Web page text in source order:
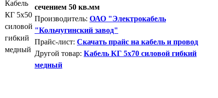
сечением 50 кв.мм
Производитель: ОАО "Электрокабель
"Кольчугинский завод"
Прайс-лист: Скачать прайс на кабель и провод
Другой товар: Кабель КГ 5х70 силовой гибкий
медный